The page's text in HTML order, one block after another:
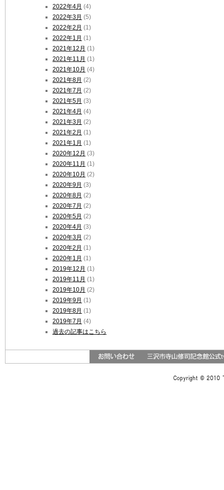
2022年4月 (4)
2022年3月 (5)
2022年2月 (1)
2022年1月 (1)
2021年12月 (1)
2021年11月 (1)
2021年10月 (4)
2021年8月 (2)
2021年7月 (2)
2021年5月 (3)
2021年4月 (4)
2021年3月 (2)
2021年2月 (1)
2021年1月 (1)
2020年12月 (3)
2020年11月 (1)
2020年10月 (2)
2020年9月 (3)
2020年8月 (2)
2020年7月 (2)
2020年5月 (2)
2020年4月 (3)
2020年3月 (2)
2020年2月 (1)
2020年1月 (1)
2019年12月 (1)
2019年11月 (1)
2019年10月 (2)
2019年9月 (1)
2019年8月 (1)
2019年7月 (4)
過去の記事はこちら